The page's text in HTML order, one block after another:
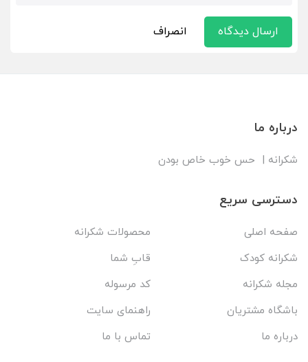
ارسال دیدگاه انصراف
درباره ما
شکرانه | حس خوب خاص بودن
دسترسی سریع
صفحه اصلی
محصولات شکرانه
شکرانه کودک
قابِ شما
مجله شکرانه
کد مرسوله
باشگاه مشتریان
راهنمای سایت
درباره ما
تماس با ما